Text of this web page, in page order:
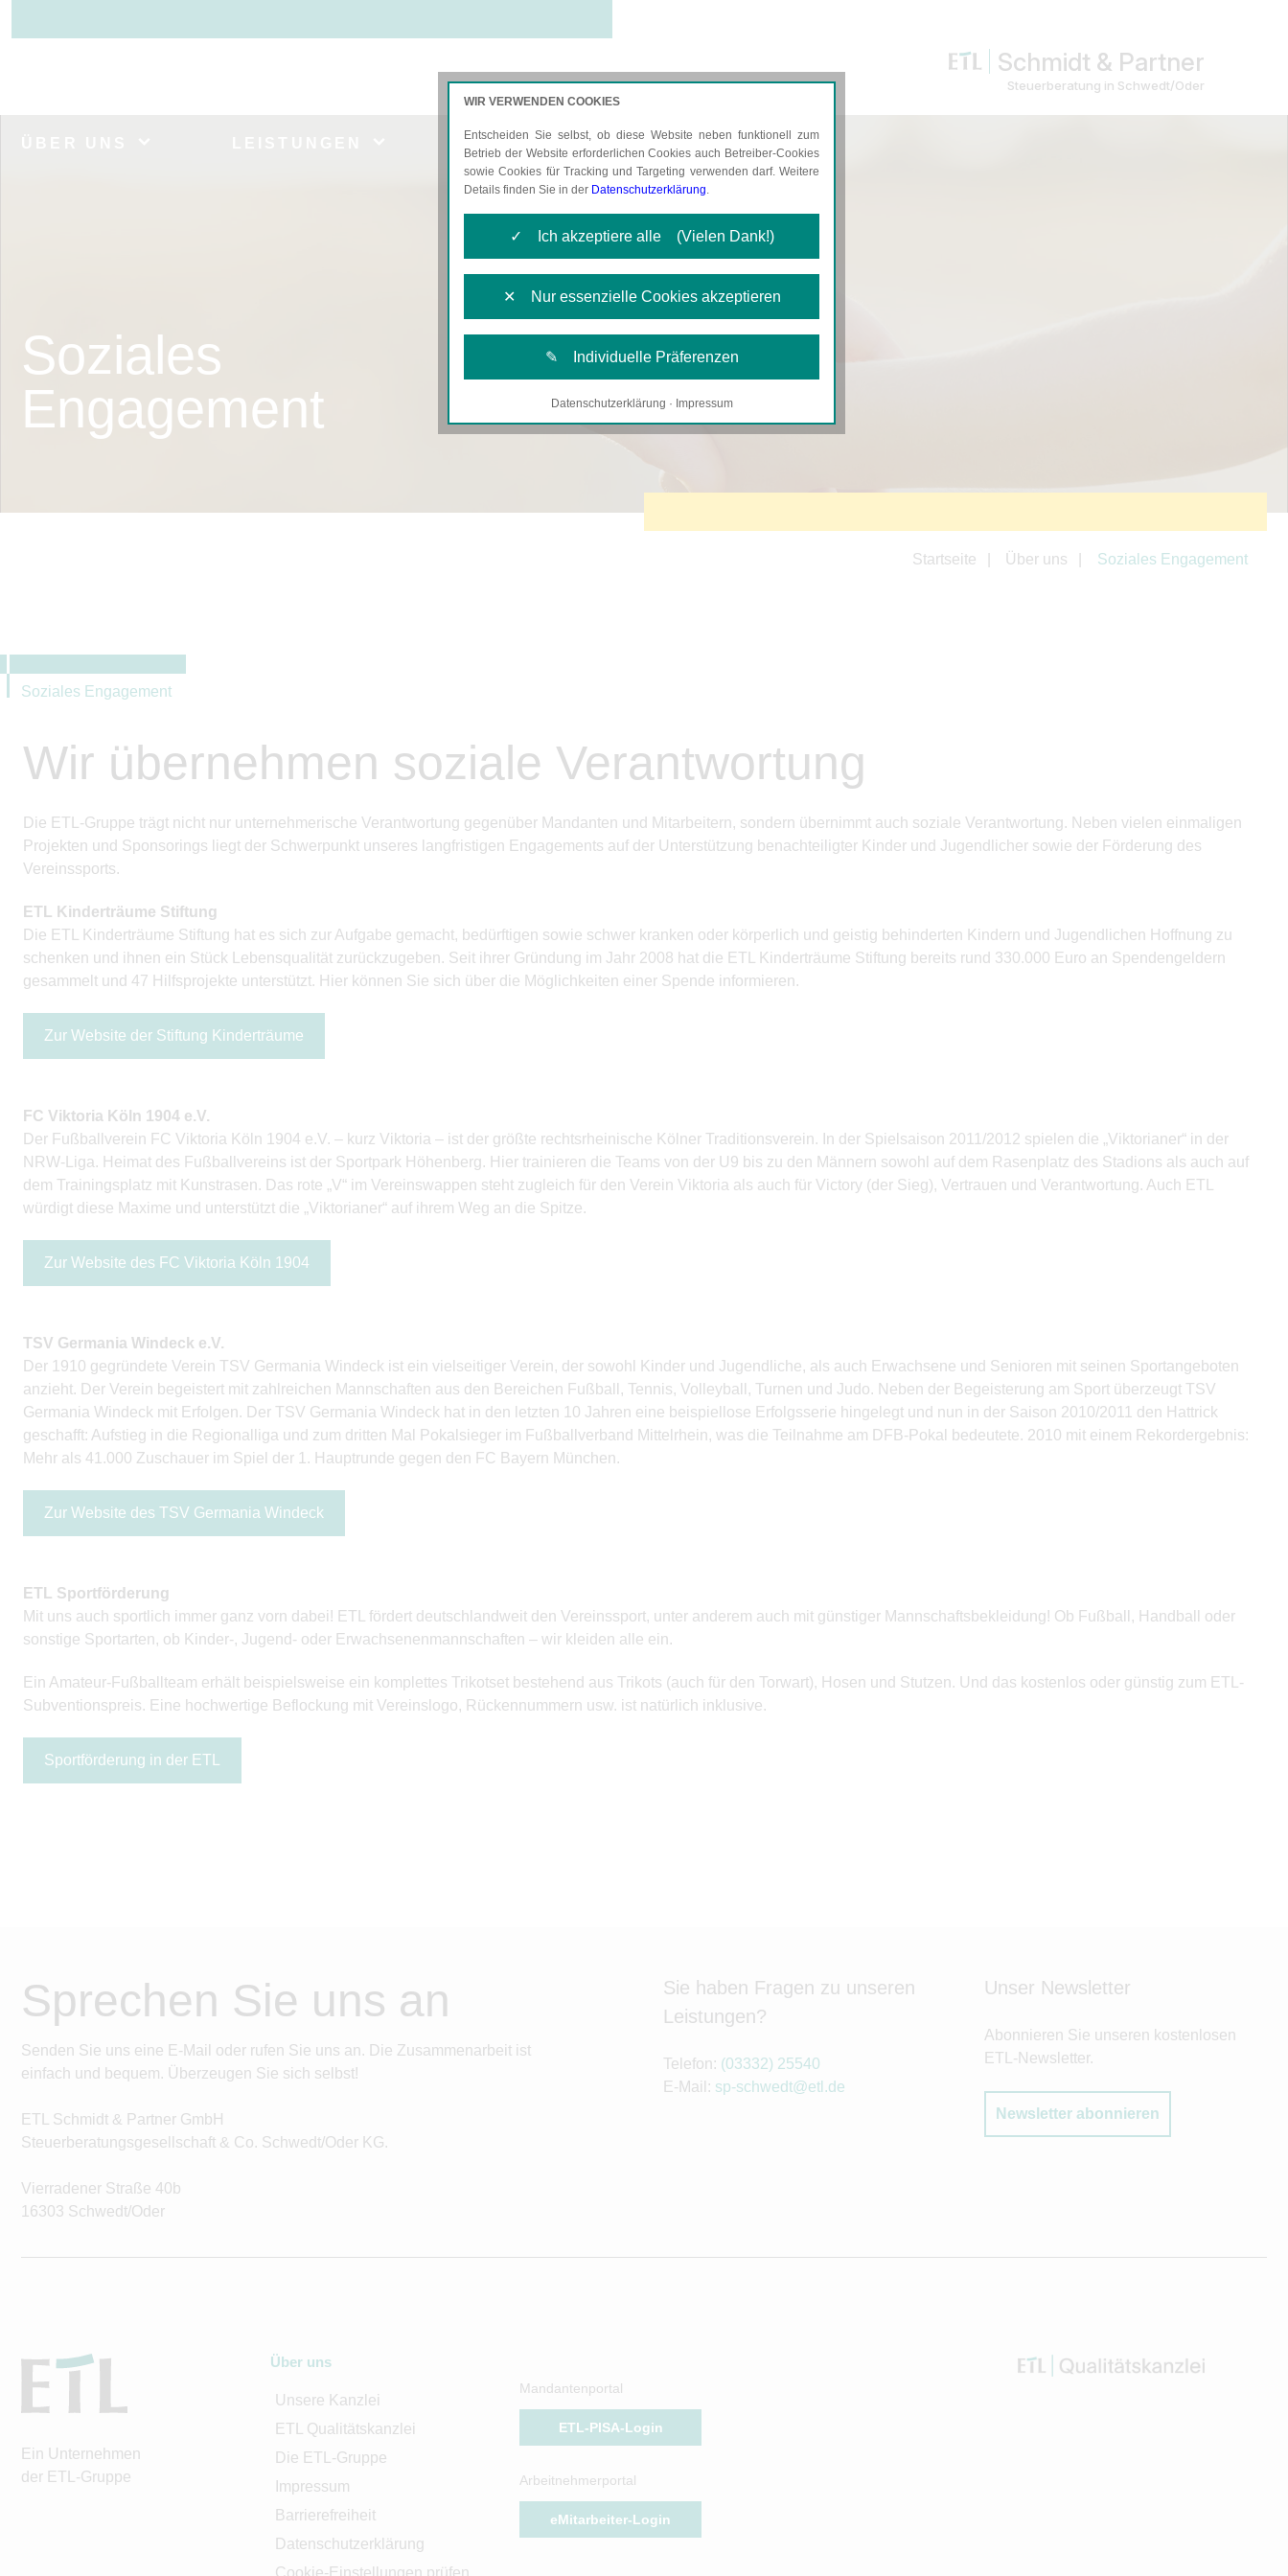
Schmidt & Partner
Steuerberatung in Schwedt/Oder
AKTUELLES KARRIERE
Soziales
Engagement
Startseite Über uns Soziales Engagement
Soziales Engagement
Wir übernehmen soziale Verantwortung
Die ETL-Gruppe trägt nicht nur unternehmerische Verantwortung gegenüber Mandanten und Mitarbeitern, sondern übernimmt auch soziale Verantwortung. Neben vielen einmaligen
Projekten und Sponsorings liegt der Schwerpunkt unseres langfristigen Engagements auf der Unterstützung benachteiligter Kinder und Jugendlicher sowie der Förderung des
Vereinssports.
ETL Kinderträume Stiftung
Die ETL Kinderträume Stiftung hat es sich zur Aufgabe gemacht, bedürftigen sowie schwer kranken oder körperlich und geistig behinderten Kindern und Jugendlichen Hoffnung zu
schenken und ihnen ein Stück Lebensqualität zurückzugeben. Seit ihrer Gründung im Jahr 2008 hat die ETL Kinderträume Stiftung bereits rund 330.000 Euro an Spendengeldern
gesammelt und 47 Hilfsprojekte unterstützt. Hier können Sie sich über die Möglichkeiten einer Spende informieren.
Zur Website der Stiftung Kinderträume
FC Viktoria Köln 1904 e.V.
Der Fußballverein FC Viktoria Köln 1904 e.V. – kurz Viktoria – ist der größte rechtsrheinische Kölner Traditions­verein. In der Spielsaison 2011/2012 spielen die „Viktorianer“ in der
NRW-Liga. Heimat des Fußballvereins ist der Sportpark Höhenberg. Hier trainieren die Teams von der U9 bis zu den Männern sowohl auf dem Rasenplatz des Stadions als auch auf
dem Trainingsplatz mit Kunstrasen. Das rote „V“ im Vereinswappen steht zugleich für den Verein Viktoria als auch für Victory (der Sieg), Vertrauen und Verantwortung. Auch ETL
würdigt diese Maxime und unterstützt die „Viktorianer“ auf ihrem Weg an die Spitze.
Zur Website des FC Viktoria Köln 1904
TSV Germania Windeck e.V.
Der 1910 gegründete Verein TSV Germania Windeck ist ein vielseitiger Verein, der sowohl Kinder und Jugendliche, als auch Erwachsene und Senioren mit seinen Sportangeboten
anzieht. Der Verein begeistert mit zahlreichen Mannschaften aus den Bereichen Fußball, Tennis, Volleyball, Turnen und Judo. Neben der Begeisterung am Sport überzeugt TSV
Germania Windeck mit Erfolgen. Der TSV Germania Windeck hat in den letzten 10 Jahren eine beispiellose Erfolgsserie hingelegt und nun in der Saison 2010/2011 den Hattrick
geschafft: Aufstieg in die Regionalliga und zum dritten Mal Pokalsieger im Fußballverband Mittelrhein, was die Teilnahme am DFB-Pokal bedeutete. 2010 mit einem Rekordergebnis:
Mehr als 41.000 Zuschauer im Spiel der 1. Hauptrunde gegen den FC Bayern München.
Zur Website des TSV Germania Windeck
ETL Sportförderung
Mit uns auch sportlich immer ganz vorn dabei! ETL fördert deutschlandweit den Vereinssport, unter anderem auch mit günstiger Mannschaftsbekleidung! Ob Fußball, Handball oder
sonstige Sportarten, ob Kinder-, Jugend- oder Erwachsenenmannschaften – wir kleiden alle ein.
Ein Amateur-Fußballteam erhält beispielsweise ein komplettes Trikotset bestehend aus Trikots (auch für den Torwart), Hosen und Stutzen. Und das kostenlos oder günstig zum ETL-
Subventionspreis. Eine hochwertige Beflockung mit Vereinslogo, Rückennummern usw. ist natürlich inklusive.
Sportförderung in der ETL
Sprechen Sie uns an
Senden Sie uns eine E-Mail oder rufen Sie uns an. Die Zusammenarbeit ist
einfach und bequem. Überzeugen Sie sich selbst!
ETL Schmidt & Partner GmbH
Steuerberatungsgesellschaft & Co. Schwedt/Oder KG.
Vierradener Straße 40b
16303 Schwedt/Oder
Sie haben Fragen zu unseren
Leistungen?
Telefon: (03332) 25540
E-Mail: sp-schwedt@etl.de
Unser Newsletter
Abonnieren Sie unseren kostenlosen
ETL-Newsletter.
Newsletter abonnieren
Ein Unternehmen
der ETL-Gruppe
Über uns
Unsere Kanzlei
ETL Qualitätskanzlei
Die ETL-Gruppe
Impressum
Barrierefreiheit
Datenschutzerklärung
Cookie-Einstellungen prüfen
Mandantenportal
ETL-PISA-Login
Arbeitnehmerportal
eMitarbeiter-Login
WIR VERWENDEN COOKIES
Entscheiden Sie selbst, ob diese Website neben funktionell zum
Betrieb der Website erforderlichen Cookies auch Betreiber-Cookies
sowie Cookies für Tracking und Targeting verwenden darf. Weitere
Details finden Sie in der Datenschutzerklärung.
✓ Ich akzeptiere alle (Vielen Dank!)
✕ Nur essenzielle Cookies akzeptieren
✎ Individuelle Präferenzen
Notwendige Cookies
Datenschutzerklärung · Impressum